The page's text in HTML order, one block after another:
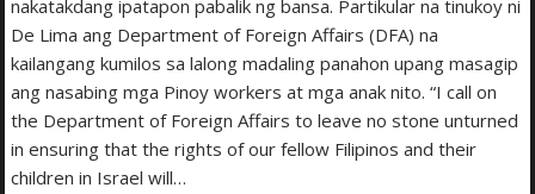
nakatakdang ipatapon pabalik ng bansa. Partikular na tinukoy ni
De Lima ang Department of Foreign Affairs (DFA) na
kailangang kumilos sa lalong madaling panahon upang masagip
ang nasabing mga Pinoy workers at mga anak nito. “I call on
the Department of Foreign Affairs to leave no stone unturned
in ensuring that the rights of our fellow Filipinos and their
children in Israel will…